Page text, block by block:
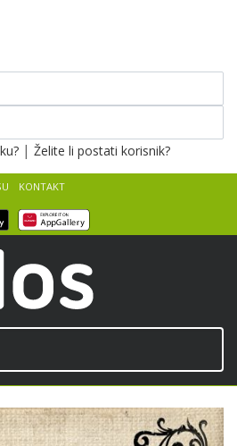
KONTAKT
| Želite li postati korisnik?